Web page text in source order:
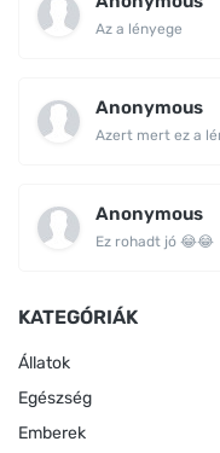
Az a lényege
Anonymous
Azert mert ez a
Anonymous
Ez rohadt jó 😂😂
KATEGÓRIÁK
Állatok
Egészség
Emberek